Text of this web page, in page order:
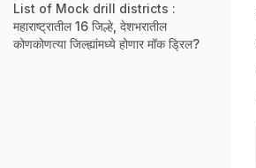
List of Mock drill districts :
महाराष्ट्रातील 16 जिल्हे, देशभरातील
कोणकोणत्या जिल्ह्यांमध्ये होणार मॉक ड्रिल?